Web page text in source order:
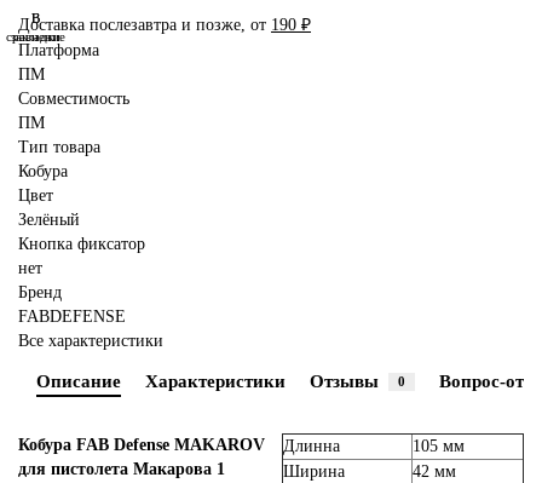
В
закладки
В
сравнение
Доставка послезавтра и позже, от 190 ₽
Платформа
ПМ
Совместимость
ПМ
Тип товара
Кобура
Цвет
Зелёный
Кнопка фиксатор
нет
Бренд
FABDEFENSE
Все характеристики
Описание Характеристики Отзывы 0 Вопрос-
Кобура FAB Defense MAKAROV
для пистолета Макарова 1
Длинна
105 мм
Ширина
42 мм